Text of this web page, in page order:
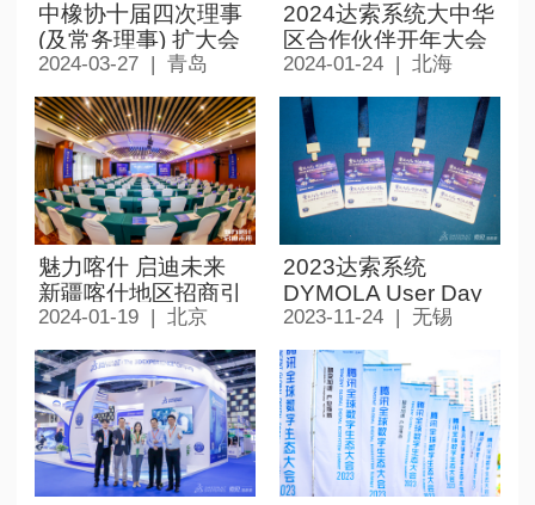
中橡协十届四次理事
(及常务理事) 扩大会
议暨第十九届中国橡
胶年会 MAIN
CONFERENCE
2024-03-27 | 青岛
2024达索系统大中华
区合作伙伴开年大会
2024-01-24 | 北海
魅力喀什 启迪未来
新疆喀什地区招商引
资推介会
2024-01-19 | 北京
2023达索系统
DYMOLA User Day
2023-11-24 | 无锡